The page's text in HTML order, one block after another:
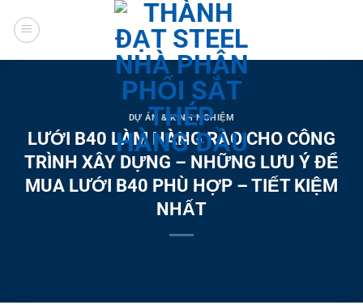
đến
DỰ ÁN & KINH NGHIỆM
LƯỚI B40 LÀM HÀNG RÀO CHO CÔNG
TRÌNH XÂY DỰNG – NHỮNG LƯU Ý ĐỂ
MUA LƯỚI B40 PHÙ HỢP – TIẾT KIỆM
NHẤT